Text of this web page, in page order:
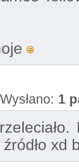
Wysłano: 1
źródło xd